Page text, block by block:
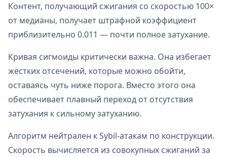
Контент, получающий сжигания со скоростью 100×
от медианы, получает штрафной коэффициент
приблизительно 0.011 — почти полное затухание.
Кривая сигмоиды критически важна. Она избегает
жёстких отсечений, которые можно обойти,
оставаясь чуть ниже порога. Вместо этого она
обеспечивает плавный переход от отсутствия
затухания к сильному затуханию.
Алгоритм нейтрален к Sybil-атакам по конструкции.
Скорость вычисляется из совокупных сжиганий за